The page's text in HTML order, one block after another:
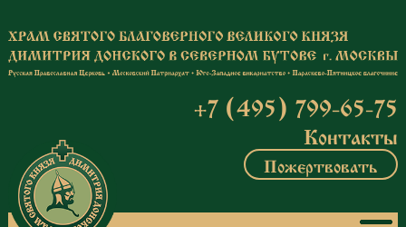
+7 (495) 799-65-75
Контакты
Пожертвовать